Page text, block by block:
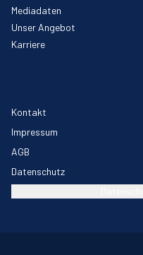
Mediadaten
Unser Angebot
Karriere
Kontakt
Impressum
AGB
Datenschutz